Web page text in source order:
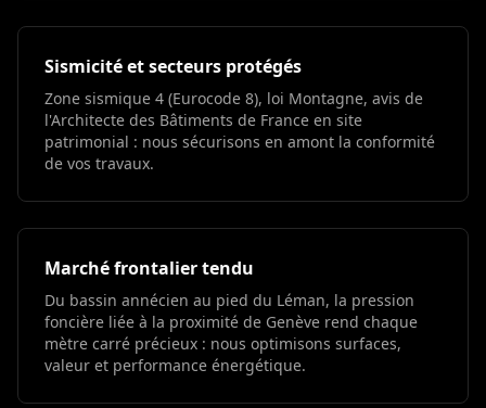
Sismicité et secteurs protégés
Zone sismique 4 (Eurocode 8), loi Montagne, avis de
l'Architecte des Bâtiments de France en site
patrimonial : nous sécurisons en amont la conformité
de vos travaux.
Marché frontalier tendu
Du bassin annécien au pied du Léman, la pression
foncière liée à la proximité de Genève rend chaque
mètre carré précieux : nous optimisons surfaces,
valeur et performance énergétique.